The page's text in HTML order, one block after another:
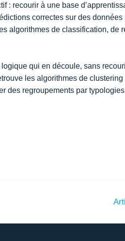
: recourir à une base
correctes sur des données
algorithmes de classification, de
qui en découle, sans
les algorithmes de clustering
des regroupements par